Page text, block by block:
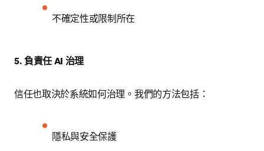
不確定性或限制所在
5. 負責任 AI 治理
信任也取決於系統如何治理。我們的方法包括：
隱私與安全保護